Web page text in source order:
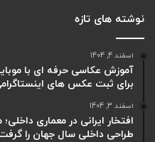
نوشته های تازه
اسفند 4, 1404
برای ثبت عکس های
اسفند 3, 1404
افتخار ایرانی در معماری
طراحی داخلی سال جهان را